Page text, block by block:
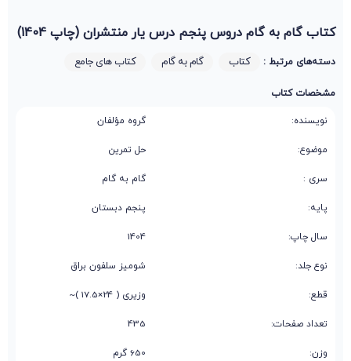
کتاب گام به گام دروس پنجم درس یار منتشران (چاپ 1404)
دسته‌های مرتبط : کتاب گام به گام کتاب های جامع
مشخصات کتاب
نویسنده: گروه مؤلفان
موضوع: حل تمرین
سری : گام به گام
پایه: پنجم دبستان
سال چاپ: 1404
نوع جلد: شومیز سلفون براق
قطع: وزیری ( 24×17.5 )~
تعداد صفحات: 435
وزن: 650 گرم